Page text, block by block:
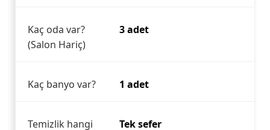
Kaç oda var?
(Salon Hariç)
3 adet
Kaç banyo var? 1 adet
Temizlik hangi
Tek sefer